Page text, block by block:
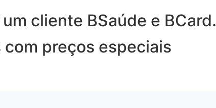
cliente BSaúde e BCard.
preços especiais